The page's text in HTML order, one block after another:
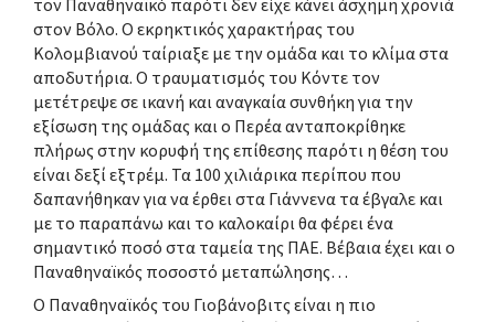
τον Παναθηναϊκό παρότι δεν είχε κάνει άσχημη χρονιά
στον Βόλο. Ο εκρηκτικός χαρακτήρας του
Κολομβιανού ταίριαξε με την ομάδα και το κλίμα στα
αποδυτήρια. Ο τραυματισμός του Κόντε τον
μετέτρεψε σε ικανή και αναγκαία συνθήκη για την
εξίσωση της ομάδας και ο Περέα ανταποκρίθηκε
πλήρως στην κορυφή της επίθεσης παρότι η θέση του
είναι δεξί εξτρέμ. Τα 100 χιλιάρικα περίπου που
δαπανήθηκαν για να έρθει στα Γιάννενα τα έβγαλε και
με το παραπάνω και το καλοκαίρι θα φέρει ένα
σημαντικό ποσό στα ταμεία της ΠΑΕ. Βέβαια έχει και ο
Παναθηναϊκός ποσοστό μεταπώλησης…
Ο Παναθηναϊκός του Γιοβάνοβιτς είναι η πιο